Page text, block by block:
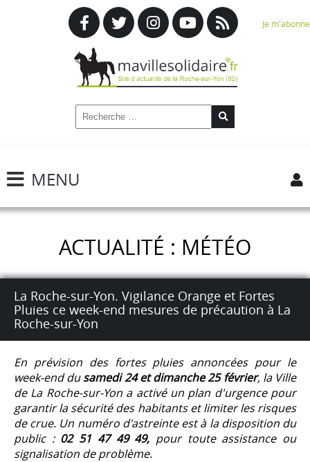
Je m'abonne
MENU
ACTUALITÉ : MÉTÉO
La Roche-sur-Yon. Vigilance Orange et Fortes
Pluies ce week-end mesures de précaution à La
Roche-sur-Yon
En prévision des fortes pluies annoncées pour le
week-end dusamedi 24 et dimanche 25 février, la Ville
de La Roche-sur-Yon a activé un plan d'urgence pour
garantir la sécurité des habitants et limiter les risques
de crue. Un numéro d'astreinte est à la disposition du
public : 02 51 47 49 49, pour toute assistance ou
signalisation de problème.